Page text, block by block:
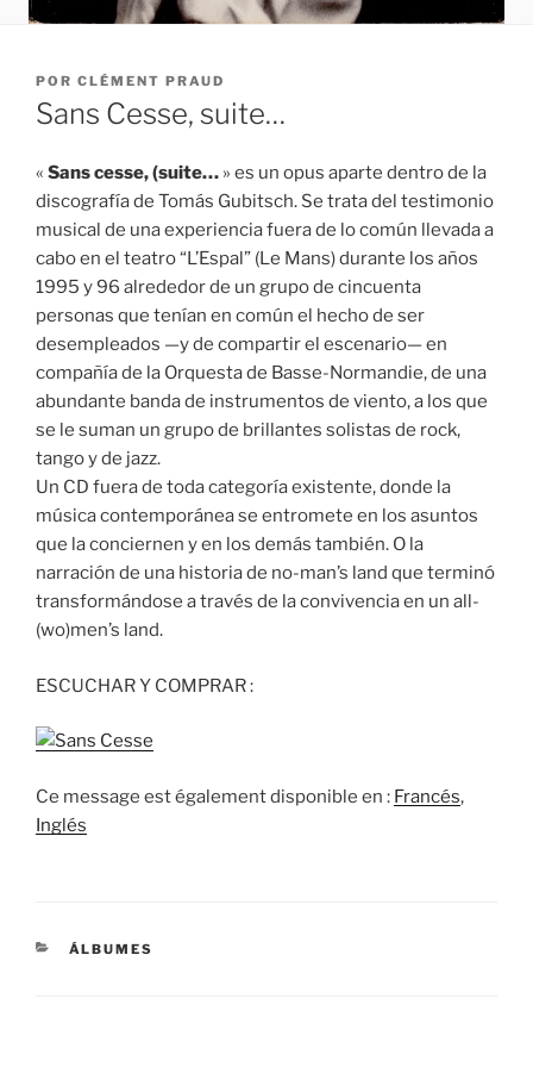
PUBLICADO
EL
POR CLÉMENT PRAUD
Sans Cesse, suite…
« Sans cesse, (suite… » es un opus aparte dentro de la
discografía de Tomás Gubitsch. Se trata del testimonio
musical de una experiencia fuera de lo común llevada a
cabo en el teatro “L’Espal” (Le Mans) durante los años
1995 y 96 alrededor de un grupo de cincuenta
personas que tenían en común el hecho de ser
desempleados —y de compartir el escenario— en
compañía de la Orquesta de Basse-Normandie, de una
abundante banda de instrumentos de viento, a los que
se le suman un grupo de brillantes solistas de rock,
tango y de jazz.
Un CD fuera de toda categoría existente, donde la
música contemporánea se entromete en los asuntos
que la conciernen y en los demás también. O la
narración de una historia de no-man’s land que terminó
transformándose a través de la convivencia en un all-
(wo)men’s land.
ESCUCHAR Y COMPRAR :
Ce message est également disponible en : Francés
Inglés
CATEGORÍAS
ÁLBUMES